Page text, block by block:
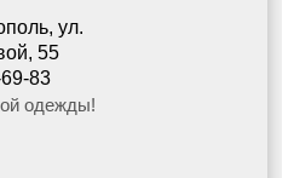
ул.
55
83
одежды!